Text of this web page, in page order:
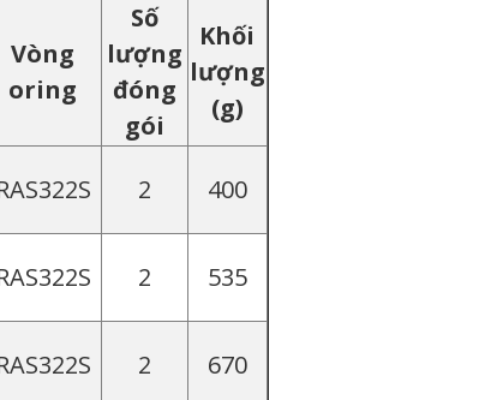
Vòng
oring
Số
lượng
đóng
gói
Khối
lượng
(g)
2 400
2 535
2 670